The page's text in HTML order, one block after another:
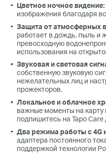
Цветное ночное видение:
изображения благодаря
Защита от атмосферных
работает в дождь, пыль и
превосходную
использования на
Звуковая и световая
собственную звуковую
нежелательных лиц и
прожекторов.
Локальное и облачное
важные моменты на карту
подпишитесь на Tapo
Два режима работы с 4G
адаптера постоянного
поддержкой технологии